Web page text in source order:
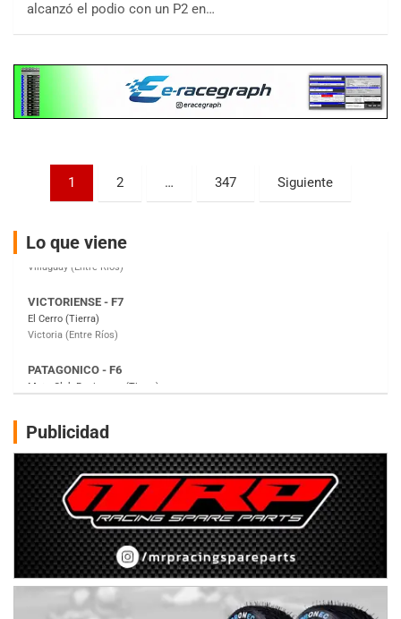
alcanzó el podio con un P2 en…
Paginación
entradas
1 2 … 347 Siguiente
Lo que viene
IAME SERIES ARGENTINA 6
Ramiro Tot (Asfalto)
KDO - F6
Ciudad de Trenque Lauquen (Asfalto)
Trenque Lauquen (Buenos Aires)
Villaguay (Entre Ríos)
El Cerro (Tierra)
Victoria (Entre Ríos)
Moto Club Reginense (Tierra)
Gral. E. Godoy (Río Negro)
Juventud Unida (Tierra)
NORESTE SANTAFESINO - F6
Ciudad de Avellaneda (Asfalto)
Avellaneda (Santa Fe)
SUR SANTAFESINO - F4
José Samuel Sánchez (Tierra)
Rufino (Santa Fe)
TUCUMANO - F5
Juan Navarro (Asfalto)
El Timbó (Tucumán)
Publicidad